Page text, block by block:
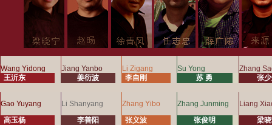
Wang Yidong Jiang Yanbo Li Zigang Su Yong
Zhang
王沂东
姜衍波 李自刚 苏 勇 张
Gao Yuyang Li Shanyang Zhang Yibo Zhang Junming
Liang
高玉杨
李善阳 张义波 张俊明 梁